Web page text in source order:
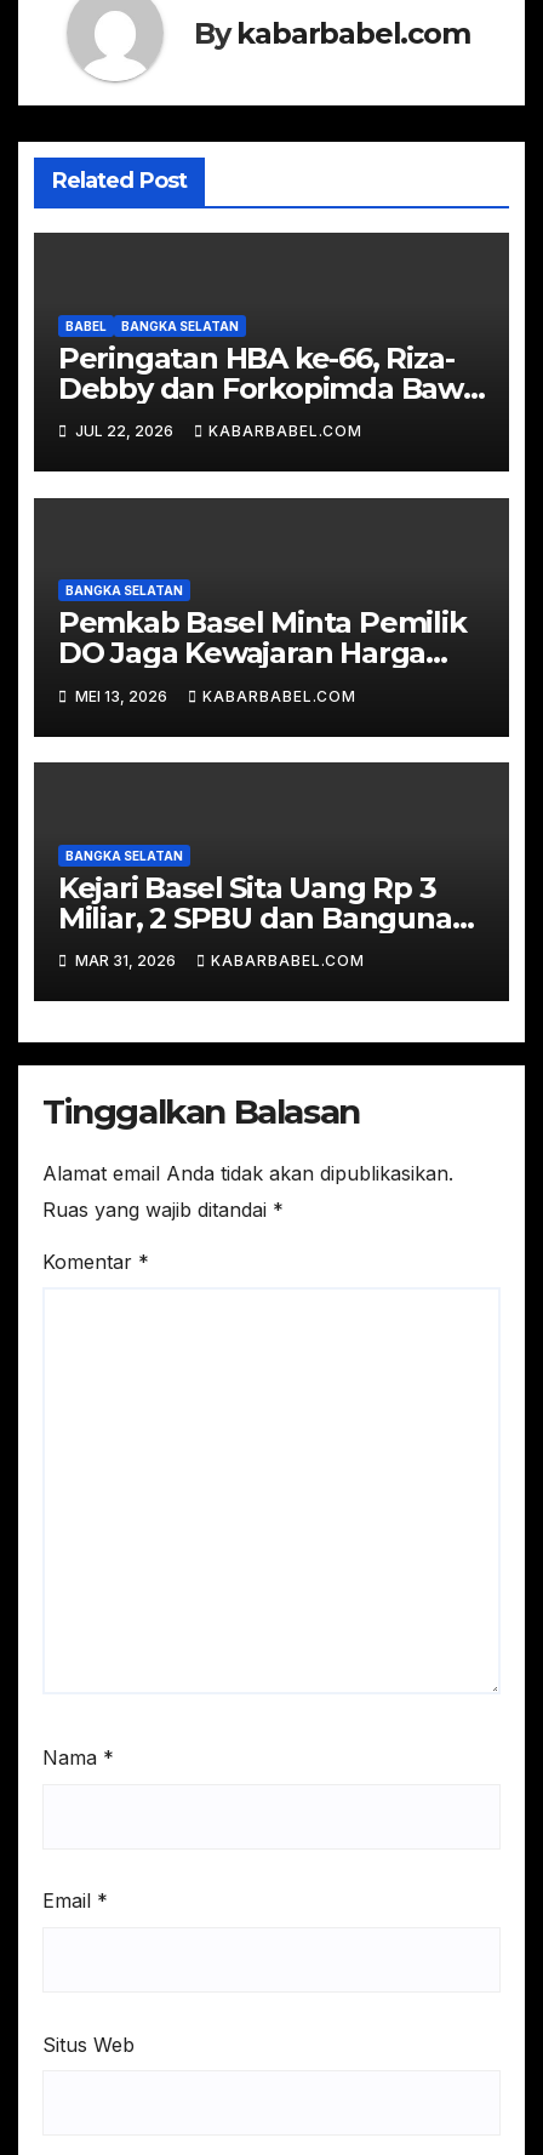
Bykabarbabel.com
Related Post
BABEL BANGKA SELATAN
Peringatan HBA ke-66, Riza-
Debby dan Forkopimda Bawa
Tumpeng Sambangi Kejari
JUL 22, 2026 KABARBABEL.COM
BANGKA SELATAN
Pemkab Basel Minta Pemilik
DO Jaga Kewajaran Harga
TBS
MEI 13, 2026 KABARBABEL.COM
BANGKA SELATAN
Kejari Basel Sita Uang Rp 3
Miliar, 2 SPBU dan Bangunan
Ruko dalam Perkara Korupsi
Timah
MAR 31, 2026 KABARBABEL.COM
Tinggalkan Balasan
Alamat email Anda tidak akan dipublikasikan.
Ruas yang wajib ditandai *
Komentar *
Nama *
Email *
Situs Web